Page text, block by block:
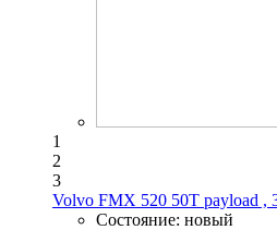
1
2
3
Volvo FMX 520 50T payload ,
Состояние: новый